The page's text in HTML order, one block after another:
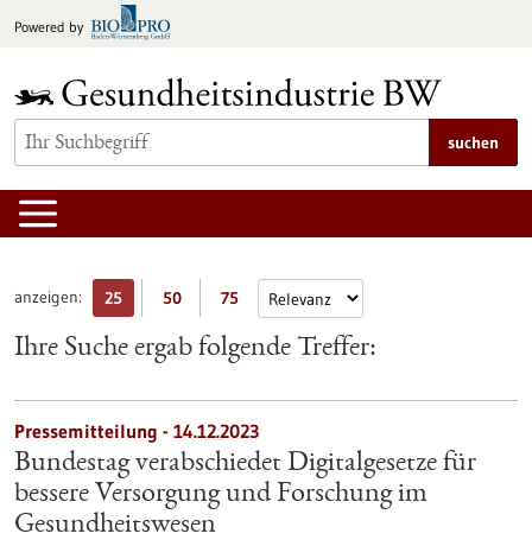
Inhalt
Powered by
suchen
anzeigen: 25 50 75
Ihre Suche ergab folgende Treffer:
Pressemitteilung - 14.12.2023
Bundestag verabschiedet Digitalgesetze für
bessere Versorgung und Forschung im
Gesundheitswesen